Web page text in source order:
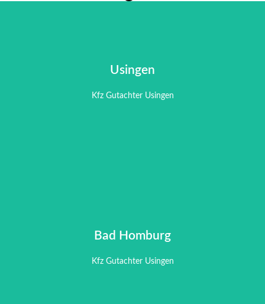
Usingen
Kfz Gutachter Usingen
Kfz Gutachter Usingen
Usingen
Bad Homburg
Kfz Gutachter Usingen
Kfz Gutachter Bad Homburg
Bad Homburg